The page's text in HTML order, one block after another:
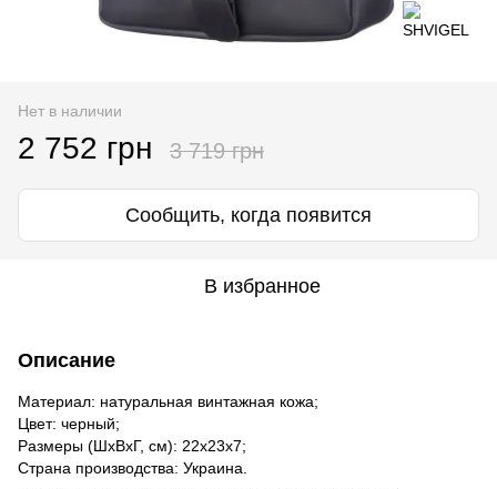
Нет в наличии
2 752 грн 3 719 грн
Сообщить, когда появится
В избранное
Описание
Материал: натуральная винтажная кожа;
Цвет: черный;
Размеры (ШхВхГ, см): 22х23х7;
Страна производства: Украина.